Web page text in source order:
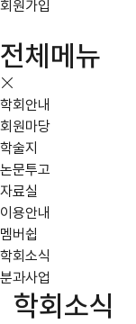
회원가입
전체메뉴
학회안내
회원마당
학술지
논문투고
자료실
이용안내
멤버쉽
학회소식
분과사업
학회소식